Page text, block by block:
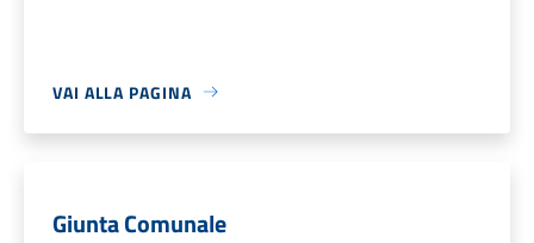
VAI ALLA PAGINA
Giunta Comunale